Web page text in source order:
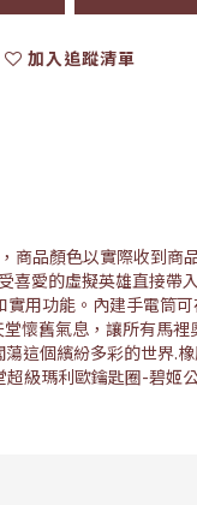
加入追蹤清單
商品顏色以實際收到
愛的虛擬英雄直接帶
用功能。內建手電筒
懷舊氣息，讓所有馬裡
這個繽紛多彩的世界.
級瑪利歐鑰匙圈-碧姬